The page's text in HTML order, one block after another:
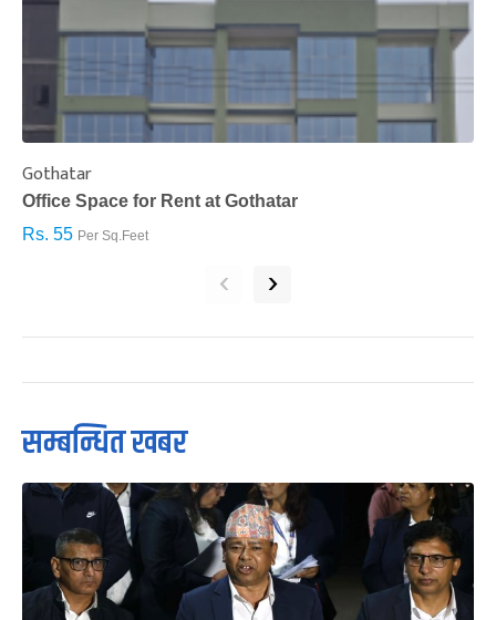
Gothatar
Office Space for Rent at Gothatar
Rs. 55 Per Sq.Feet
‹ ›
सम्बन्धित खबर